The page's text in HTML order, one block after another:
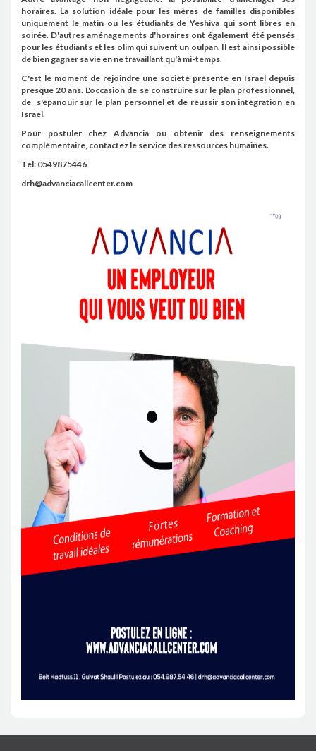
horaires. La solution idéale pour les mères de familles disponibles
uniquement le matin ou les étudiants de Yeshiva qui sont libres en
soirée. D'autres aménagements d'horaires ont également été pensés
pour les étudiants et les olim qui suivent un oulpan. Il est ainsi possible
de bien gagner sa vie en ne travaillant qu'à mi-temps.
C'est le moment de rejoindre une société présente en Israël depuis
presque 20 ans. L'occasion de se construire sur le plan professionnel,
de s'épanouir sur le plan personnel et de réussir son intégration en
Israël.
Pour postuler chez Advancia ou obtenir des renseignements
complémentaire, contactez le service des ressources humaines.
Tel: 0549875446
drh@advanciacallcenter.com